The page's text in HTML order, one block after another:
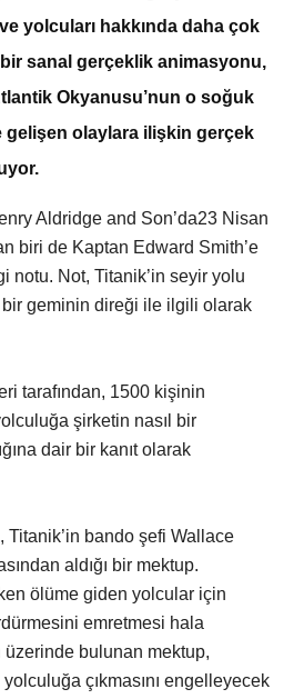
yolcuları hakkında daha çok
bir sanal gerçeklik animasyonu,
Okyanusu’nun o soğuk
gelişen olaylara ilişkin gerçek
Aldridge and Son’da23 Nisan
biri de Kaptan Edward Smith’e
notu. Not, Titanik’in seyir yolu
bir geminin direği ile ilgili olarak
tarafından, 1500 kişinin
şirketin nasıl bir
dair bir kanıt olarak
Titanik’in bando şefi Wallace
aldığı bir mektup.
ölüme giden yolcular için
emretmesi hala
üzerinde bulunan mektup,
çıkmasını engelleyecek